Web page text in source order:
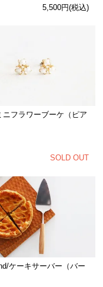
5,500円(税込)
ニフラワーブーケ（ピア
SOLD OUT
ケーキサーバー（バー